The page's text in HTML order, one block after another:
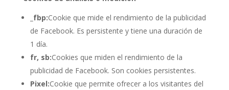
_fbp:Cookie que mide el rendimiento de la publicidad
de Facebook. Es persistente y tiene una duración de
1 día.
fr, sb:Cookies que miden el rendimiento de la
publicidad de Facebook. Son cookies persistentes.
Pixel:Cookie que permite ofrecer a los visitantes del